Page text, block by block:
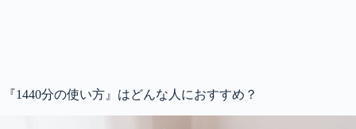
『1440分の使い方』はどんな人におすすめ？